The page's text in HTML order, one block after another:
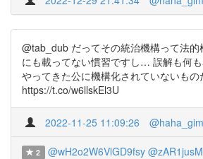
@tab_dub だってその統治機構って法
にも載ってない慣習ですし… 誤解も何
やってきた公に機構化されていないも
https://t.co/w6llskEl3U
2022-11-25 11:09:26
2 @wH2o2W6VlGD9fsy